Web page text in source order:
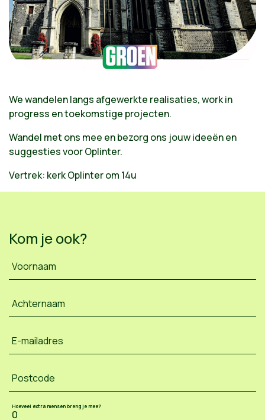
We wandelen langs afgewerkte realisaties, work in
progress en toekomstige projecten.
Wandel met ons mee en bezorg ons jouw ideeën en
suggesties voor Oplinter.
Vertrek: kerk Oplinter om 14u
Kom je ook?
Voornaam
Achternaam
E-mailadres
Postcode
Hoeveel extra mensen breng je mee?